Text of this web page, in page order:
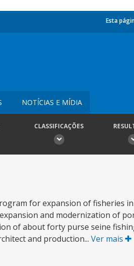
Esta
NOTÍCIAS E MÍDIA
CLASSIFICAÇÕES
for expansion of fisheries
and modernization of
of about forty purse seine
and production... Ver mais